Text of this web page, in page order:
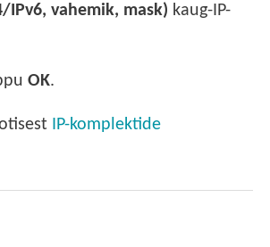
IPv6, vahemik, mask) kaug-IP-
OK.
IP-komplektide